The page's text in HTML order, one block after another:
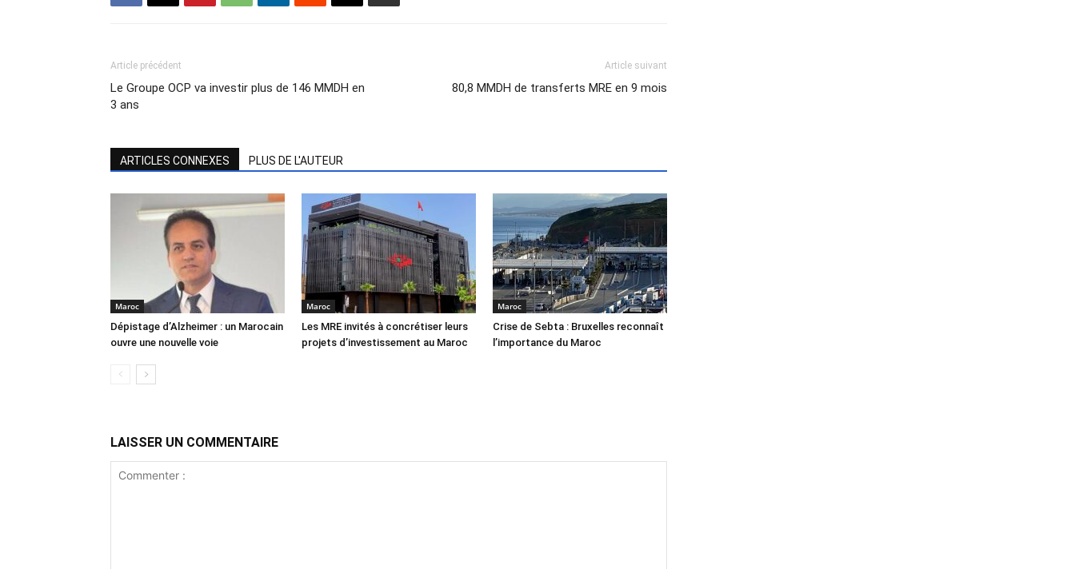
Article précédent
Le Groupe OCP va investir plus de 146 MMDH en
3 ans
Article suivant
80,8 MMDH de transferts MRE en 9 mois
ARTICLES CONNEXES PLUS DE L'AUTEUR
Maroc
Dépistage d’Alzheimer : un Marocain
ouvre une nouvelle voie
Maroc
Les MRE invités à concrétiser leurs
projets d’investissement au Maroc
Maroc
Crise de Sebta : Bruxelles reconnaît
l’importance du Maroc
LAISSER UN COMMENTAIRE